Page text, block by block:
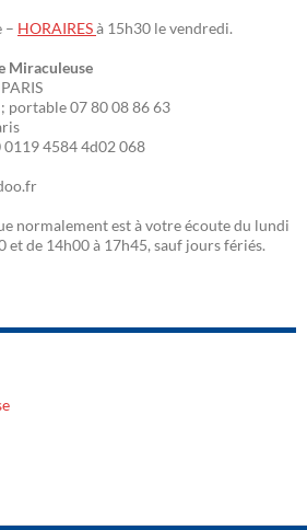
– HORAIRESà 15h30 le vendredi.
Miraculeuse
portable 07 80 08 86 63
0119 4584 4d02 068
normalement est à votre écoute du lundi
et de 14h00 à 17h45, sauf jours fériés.